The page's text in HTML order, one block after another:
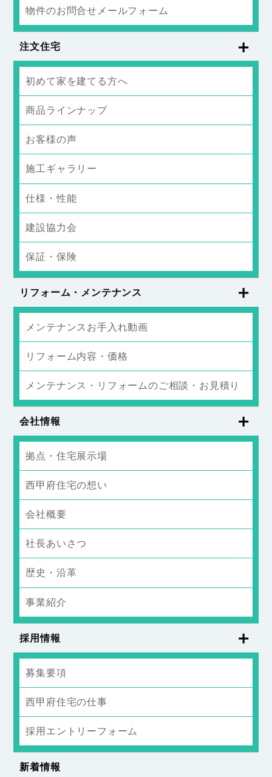
物件のお問合せメールフォーム
注文住宅
初めて家を建てる方へ
商品ラインナップ
お客様の声
施工ギャラリー
仕様・性能
建設協力会
保証・保険
リフォーム・メンテナンス
メンテナンスお手入れ動画
リフォーム内容・価格
メンテナンス・リフォームのご相談・お見積り
会社情報
拠点・住宅展示場
西甲府住宅の想い
会社概要
社長あいさつ
歴史・沿革
事業紹介
採用情報
募集要項
西甲府住宅の仕事
採用エントリーフォーム
新着情報